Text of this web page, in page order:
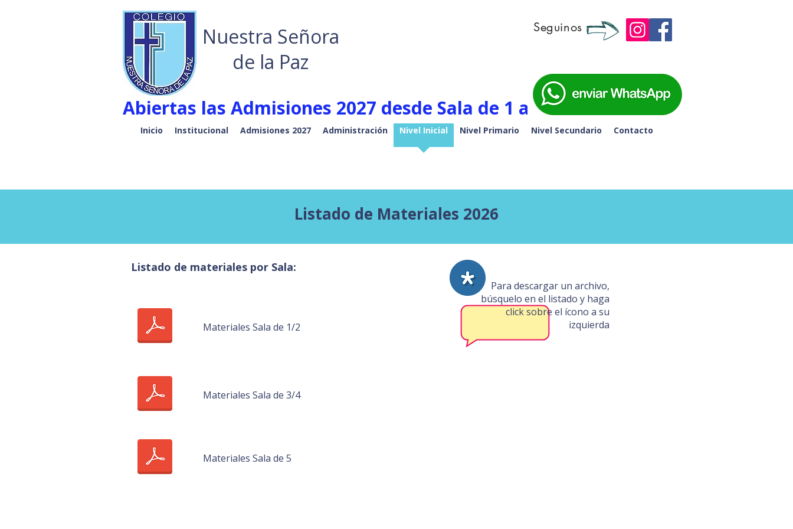
Inicio Institucional Admisiones 2027 Administración Nivel Inicial Nivel Primario Nivel Secundario Contacto
Listado de Materiales 2026
Para descargar un archivo,
búsquelo en el listado y haga
click sobre el ícono a su
izquierda
Listado de materiales por Sala:
Materiales Sala de 1/2
Materiales Sala de 3/4
Materiales Sala de 5
Nuestra Señora
de la Paz
Seguinos
Abiertas las Admisiones 2027 desde Sala de 1 a 6to de Secundaria -